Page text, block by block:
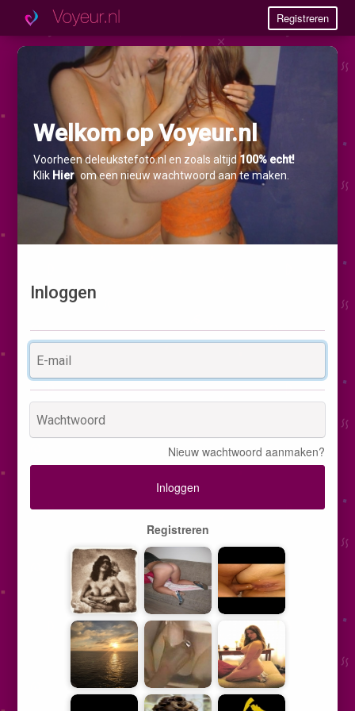
Registreren
Welkom op Voyeur.nl
Voorheen deleukstefoto.nl en zoals altijd 100% echt!
Klik Hier om een nieuw wachtwoord aan te maken.
Inloggen
Nieuw wachtwoord aanmaken?
Inloggen
Registreren